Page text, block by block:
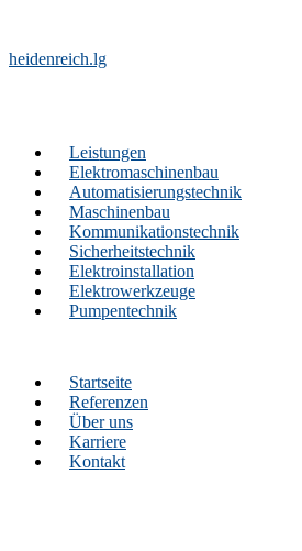
heidenreich.lg
Leistungen
Elektromaschinenbau
Automatisierungstechnik
Maschinenbau
Kommunikationstechnik
Sicherheitstechnik
Elektroinstallation
Elektrowerkzeuge
Pumpentechnik
Startseite
Referenzen
Über uns
Karriere
Kontakt